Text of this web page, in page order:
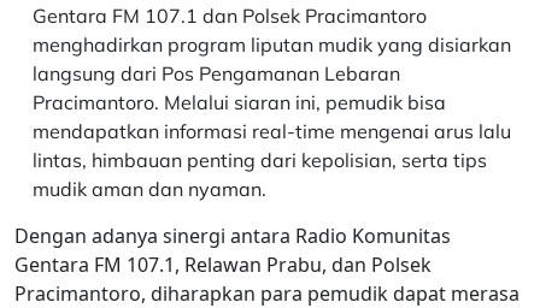
Gentara FM 107.1 dan Polsek Pracimantoro
menghadirkan program liputan mudik yang disiarkan
langsung dari Pos Pengamanan Lebaran
Pracimantoro. Melalui siaran ini, pemudik bisa
mendapatkan informasi real-time mengenai arus lalu
lintas, himbauan penting dari kepolisian, serta tips
mudik aman dan nyaman.
Dengan adanya sinergi antara Radio Komunitas
Gentara FM 107.1, Relawan Prabu, dan Polsek
Pracimantoro, diharapkan para pemudik dapat merasa